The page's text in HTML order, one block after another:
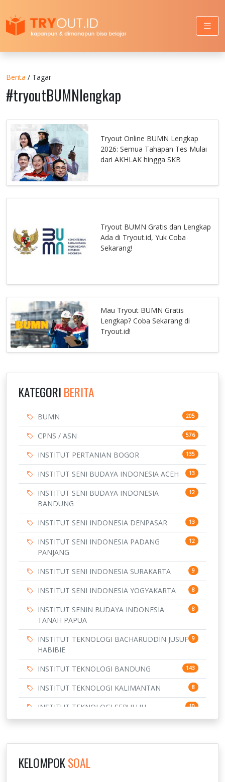
Berita / Tagar
#tryoutBUMNlengkap
Tryout Online BUMN Lengkap
2026: Semua Tahapan Tes Mulai
dari AKHLAK hingga SKB
Tryout BUMN Gratis dan Lengkap
Ada di Tryout.id, Yuk Coba
Sekarang!
Mau Tryout BUMN Gratis
Lengkap? Coba Sekarang di
Tryout.id!
KATEGORI BERITA
BUMN 205
CPNS / ASN 576
INSTITUT PERTANIAN BOGOR 135
INSTITUT SENI BUDAYA INDONESIA ACEH 13
INSTITUT SENI BUDAYA INDONESIA
BANDUNG
12
INSTITUT SENI INDONESIA DENPASAR 13
INSTITUT SENI INDONESIA PADANG
PANJANG
12
INSTITUT SENI INDONESIA SURAKARTA 9
INSTITUT SENI INDONESIA YOGYAKARTA 8
INSTITUT SENIN BUDAYA INDONESIA
TANAH PAPUA
8
INSTITUT TEKNOLOGI BACHARUDDIN JUSUF
HABIBIE
9
INSTITUT TEKNOLOGI BANDUNG 143
INSTITUT TEKNOLOGI KALIMANTAN 8
INSTITUT TEKNOLOGI SEPULUH
NOVEMBER
10
KELOMPOKSOAL